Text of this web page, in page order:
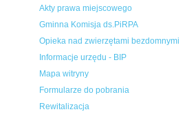
Akty prawa miejscowego
Gminna Komisja ds.PiRPA
Opieka nad zwierzętami bezdomnymi
Informacje urzędu - BIP
Mapa witryny
Formularze do pobrania
Rewitalizacja